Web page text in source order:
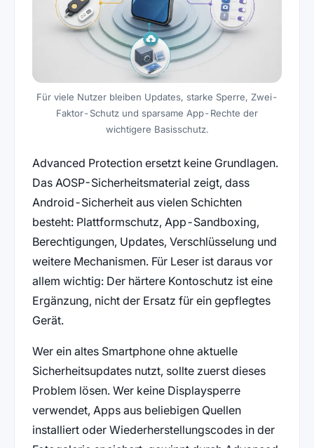
Für viele Nutzer bleiben Updates, starke Sperre, Zwei-
Faktor-Schutz und sparsame App-Rechte der
wichtigere Basisschutz.
Advanced Protection ersetzt keine Grundlagen.
Das AOSP-Sicherheitsmaterial zeigt, dass
Android-Sicherheit aus vielen Schichten
besteht: Plattformschutz, App-Sandboxing,
Berechtigungen, Updates, Verschlüsselung und
weitere Mechanismen. Für Leser ist daraus vor
allem wichtig: Der härtere Kontoschutz ist eine
Ergänzung, nicht der Ersatz für ein gepflegtes
Gerät.
Wer ein altes Smartphone ohne aktuelle
Sicherheitsupdates nutzt, sollte zuerst dieses
Problem lösen. Wer keine Displaysperre
verwendet, Apps aus beliebigen Quellen
installiert oder Wiederherstellungscodes in der